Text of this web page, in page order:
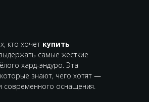
кто хочет купить
самые жёсткие
хард-эндуро. Эта
знают, чего хотят —
современного оснащения.